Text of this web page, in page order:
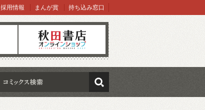
オンラインショップ
採用情報 まんが賞 持ち込み窓口
検索